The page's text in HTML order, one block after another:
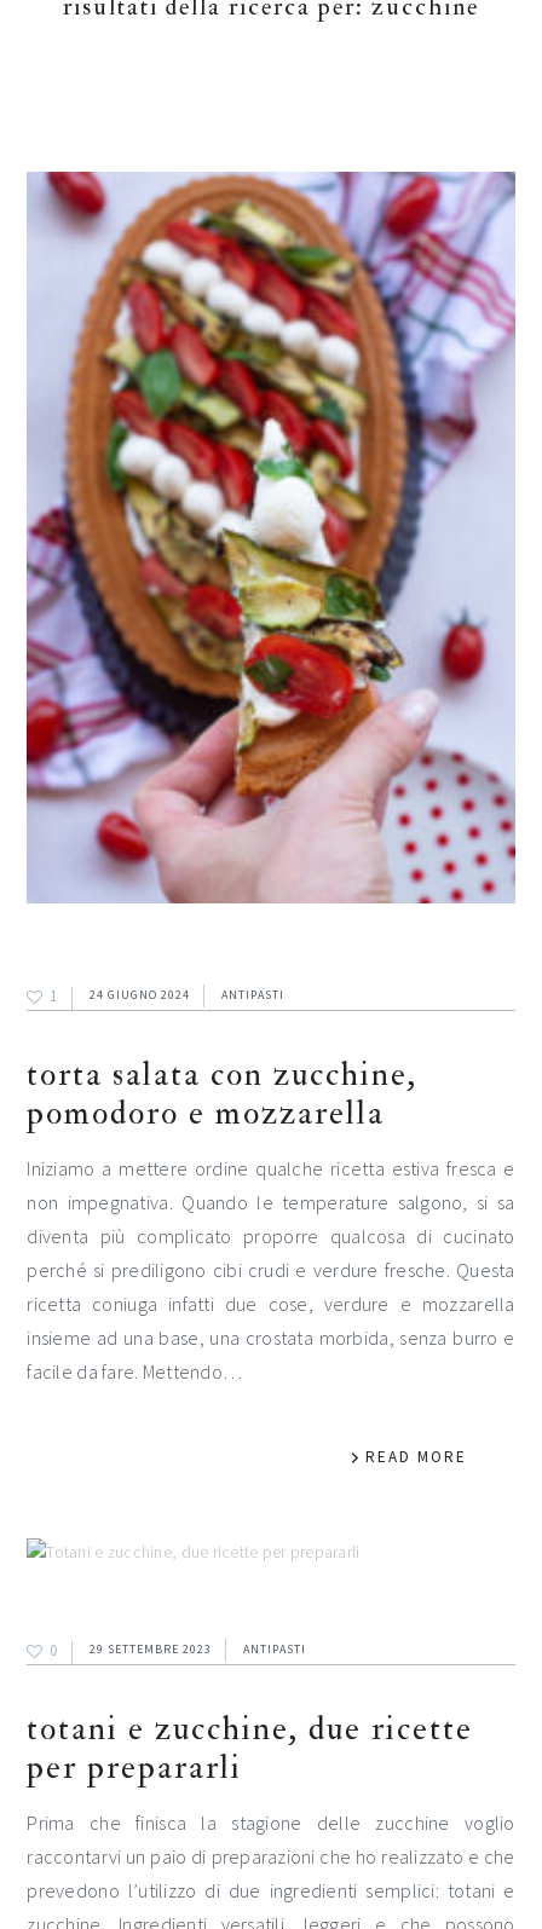
risultati della ricerca per: zucchine
1 24 GIUGNO 2024 ANTIPASTI
torta salata con zucchine,
pomodoro e mozzarella
Iniziamo a mettere ordine qualche ricetta estiva fresca e
non impegnativa. Quando le temperature salgono, si sa
diventa più complicato proporre qualcosa di cucinato
perché si prediligono cibi crudi e verdure fresche. Questa
ricetta coniuga infatti due cose, verdure e mozzarella
insieme ad una base, una crostata morbida, senza burro e
facile da fare. Mettendo…
READ MORE
0 29 SETTEMBRE 2023 ANTIPASTI
totani e zucchine, due ricette
per prepararli
Prima che finisca la stagione delle zucchine voglio
raccontarvi un paio di preparazioni che ho realizzato e che
prevedono l’utilizzo di due ingredienti semplici: totani e
zucchine. Ingredienti versatili, leggeri e che possono